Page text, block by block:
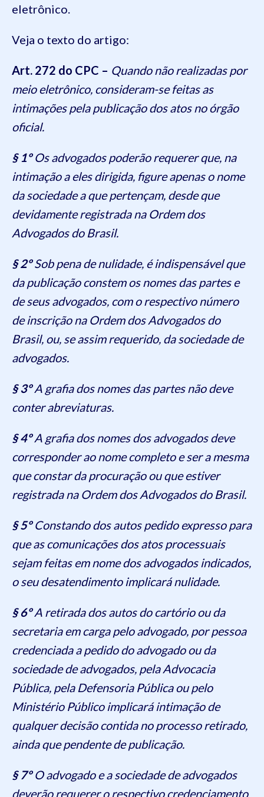
eletrônico.
Veja o texto do artigo:
Art. 272 do CPC – Quando não realizadas por
meio eletrônico, consideram-se feitas as
intimações pela publicação dos atos no órgão
oficial.
§ 1ºOs advogados poderão requerer que, na
intimação a eles dirigida, figure apenas o nome
da sociedade a que pertençam, desde que
devidamente registrada na Ordem dos
Advogados do Brasil.
§ 2ºSob pena de nulidade, é indispensável que
da publicação constem os nomes das partes e
de seus advogados, com o respectivo número
de inscrição na Ordem dos Advogados do
Brasil, ou, se assim requerido, da sociedade de
advogados.
§ 3ºA grafia dos nomes das partes não deve
conter abreviaturas.
§ 4ºA grafia dos nomes dos advogados deve
corresponder ao nome completo e ser a mesma
que constar da procuração ou que estiver
registrada na Ordem dos Advogados do Brasil.
§ 5ºConstando dos autos pedido expresso para
que as comunicações dos atos processuais
sejam feitas em nome dos advogados indicados,
o seu desatendimento implicará nulidade.
§ 6ºA retirada dos autos do cartório ou da
secretaria em carga pelo advogado, por pessoa
credenciada a pedido do advogado ou da
sociedade de advogados, pela Advocacia
Pública, pela Defensoria Pública ou pelo
Ministério Público implicará intimação de
qualquer decisão contida no processo retirado,
ainda que pendente de publicação.
§ 7ºO advogado e a sociedade de advogados
deverão requerer o respectivo credenciamento